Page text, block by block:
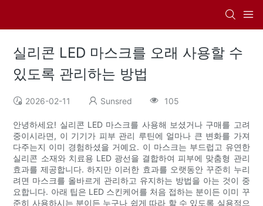
실리콘 LED 마스크를 오래 사용할 수
있도록 관리하는 방법
2026-02-11 Sunsred 105
안녕하세요! 실리콘 LED 마스크를 사용해 보셨거나 구매를 고려
중이시라면, 이 기기가 피부 관리 루틴에 얼마나 큰 변화를 가져
다주는지 이미 경험하셨을 거예요. 이 마스크는 부드럽고 유연한
실리콘 소재와 치료용 LED 광선을 결합하여 피부에 맞춤형 관리
효과를 제공합니다. 하지만 이러한 효과를 오랫동안 꾸준히 누리
려면 마스크를 올바르게 관리하고 유지하는 방법을 아는 것이 중
요합니다. 아래 팁은 LED 스킨케어를 처음 접하는 분이든 이미 꾸
준히 사용하시는 분이든 누구나 쉽게 따라 할 수 있도록 실용적으